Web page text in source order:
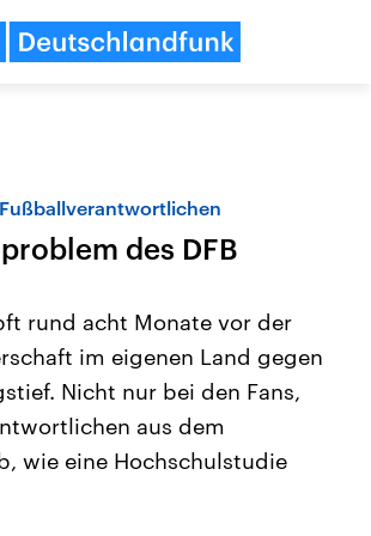
Anhalt
am 6.
neuen
wird das
Koalition aus
USA
Aktuelle Beiträge,
Hintergründe
Wirtschaftlich und
des DFB
rund acht Monate vor der
im eigenen Land gegen
Nicht nur bei den Fans,
aus dem
wie eine Hochschulstudie